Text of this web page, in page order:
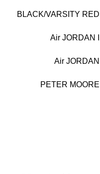
BLACK/VARSITY RED
Air JORDAN I
Air JORDAN
PETER MOORE